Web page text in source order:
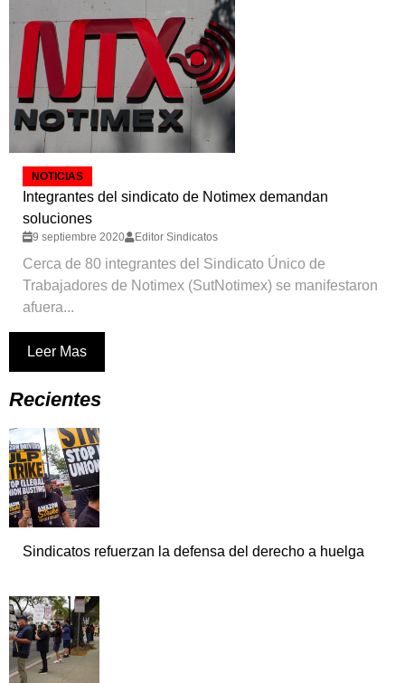
NOTICIAS
Integrantes del sindicato de Notimex demandan
soluciones
9 septiembre 2020 Editor Sindicatos
Cerca de 80 integrantes del Sindicato Único de
Trabajadores de Notimex (SutNotimex) se manifestaron
afuera...
Leer Mas
Recientes
Sindicatos refuerzan la defensa del derecho a huelga